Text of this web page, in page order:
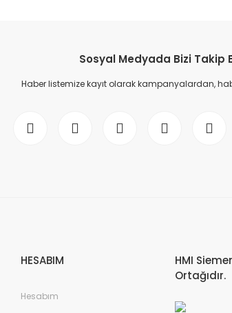
Sosyal Medyada Bizi Takip
Haber listemize kayıt olarak kampanyalardan,
HESABIM
Hesabım
HMI
Ortağıdır.